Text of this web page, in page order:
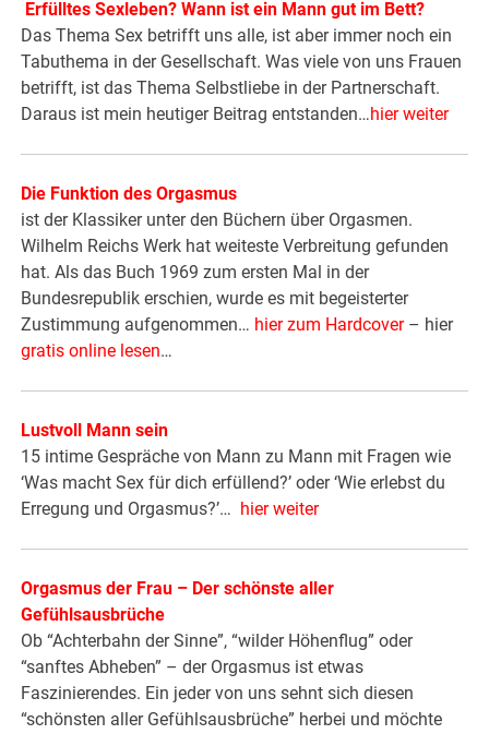
Erfülltes Sexleben? Wann ist ein Mann gut im Bett?
Das Thema Sex betrifft uns alle, ist aber immer noch ein
Tabuthema in der Gesellschaft. Was viele von uns Frauen
betrifft, ist das Thema Selbstliebe in der Partnerschaft.
Daraus ist mein heutiger Beitrag entstanden…hier weiter
Die Funktion des Orgasmus
ist der Klassiker unter den Büchern über Orgasmen.
Wilhelm Reichs Werk hat weiteste Verbreitung gefunden
hat. Als das Buch 1969 zum ersten Mal in der
Bundesrepublik erschien, wurde es mit begeisterter
Zustimmung aufgenommen… hier zum Hardcover– hier
gratis online lesen…
Lustvoll Mann sein
15 intime Gespräche von Mann zu Mann mit Fragen wie
‘Was macht Sex für dich erfüllend?’ oder ‘Wie erlebst du
Erregung und Orgasmus?’… hier weiter
Orgasmus der Frau – Der schönste aller
Gefühlsausbrüche
Ob “Achterbahn der Sinne”, “wilder Höhenflug” oder
“sanftes Abheben” – der Orgasmus ist etwas
Faszinierendes. Ein jeder von uns sehnt sich diesen
“schönsten aller Gefühlsausbrüche” herbei und möchte